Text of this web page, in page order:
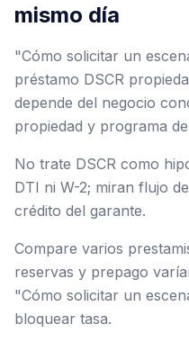
mismo día
"Cómo solicitar un
préstamo DSCR
depende del negocio
propiedad y programa
No trate DSCR como
DTI ni W-2; miran flujo
crédito del garante.
Compare varios
reservas y prepago
"Cómo solicitar un
bloquear tasa.